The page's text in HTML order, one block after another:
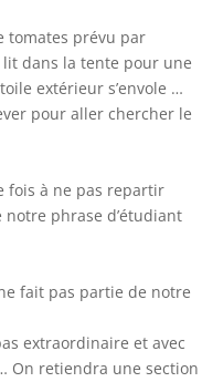
tomates prévu par
lit dans la tente pour une
extérieur s’envole …
pour aller chercher le
fois à ne pas repartir
phrase d’étudiant
fait pas partie de notre
extraordinaire et avec
On retiendra une section